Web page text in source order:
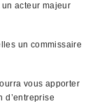
acteur majeur
un commissaire
vous apporter
d’entreprise